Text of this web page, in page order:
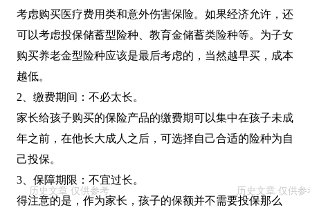
考虑购买医疗费用类和意外伤害保险。如果经济允许，还
可以考虑投保储蓄型险种、教育金储蓄类险种等。为子女
购买养老金型险种应该是最后考虑的，当然越早买，成本
越低。
2、缴费期间：不必太长。
家长给孩子购买的保险产品的缴费期可以集中在孩子未成
年之前，在他长大成人之后，可选择自己合适的险种为自
己投保。
3、保障期限：不宜过长。
得注意的是，作为家长，孩子的保额并不需要投保那么